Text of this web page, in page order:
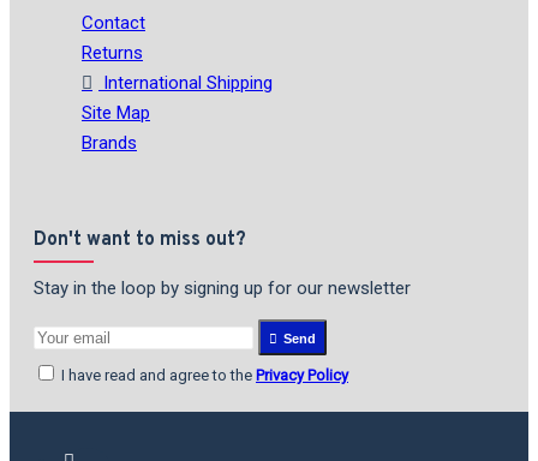
Contact
Returns
International Shipping
Site Map
Brands
Don't want to miss out?
Stay in the loop by signing up for our newsletter
Send
I have read and agree to the Privacy Policy